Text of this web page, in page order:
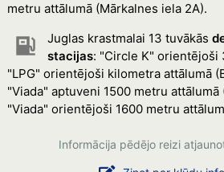
metru attālumā (Mārkalnes iela 2A).
Juglas krastmalai 13 tuvākās
stacijas: "Circle K" orientējoši
"LPG" orientējoši kilometra attālumā
"Viada" aptuveni 1500 metru attālumā
"Viada" orientējoši 1600 metru
Informācija pēdējo reizi